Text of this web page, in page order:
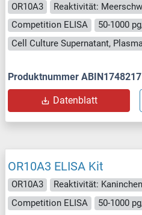
OR10A3 Reaktivität:
Competition ELISA
50-1000
Produktnummer ABIN1748217
Datenblatt
OR10A3 ELISA Kit
OR10A3 Reaktivität: Kaninchen
Competition ELISA
50-1000